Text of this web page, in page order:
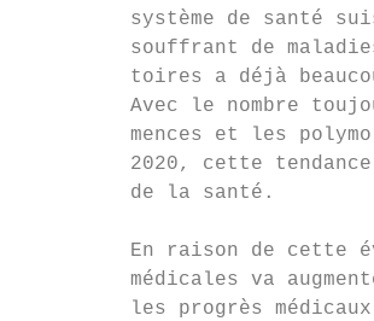
système de santé
souffrant de
toires a déjà
Avec le nombre
mences et les
2020, cette
         de la santé.
En raison de cette
médicales va
les progrès